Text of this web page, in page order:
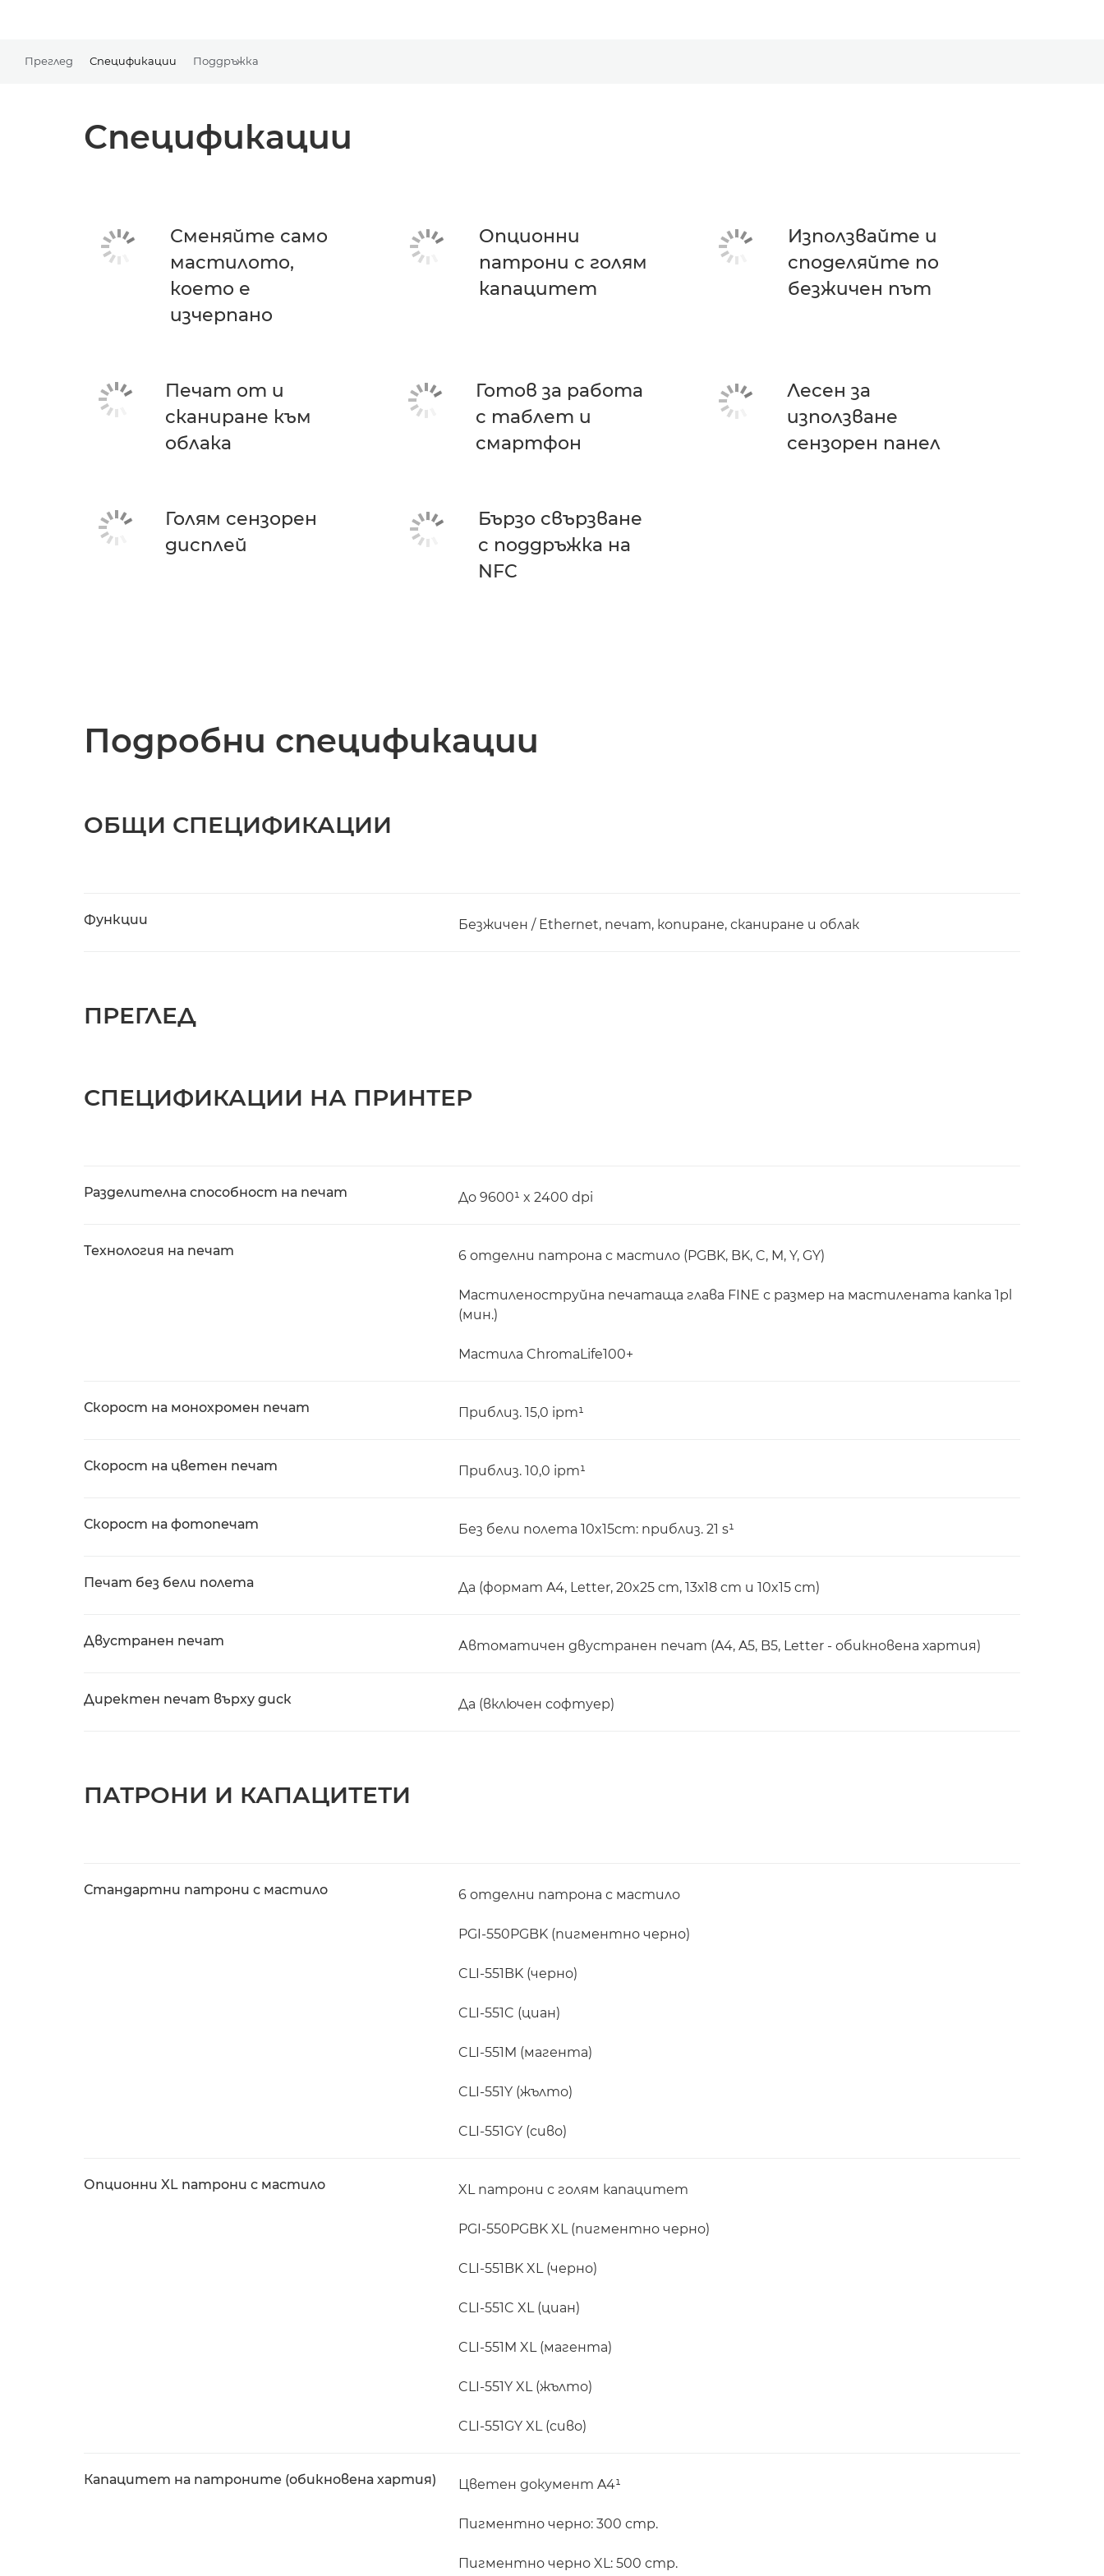
Преглед Спецификации Поддръжка
Спецификации
Сменяйте само
мастилото,
което е
изчерпано
Опционни
патрони с голям
капацитет
Използвайте и
споделяйте по
безжичен път
Печат от и
сканиране към
облака
Готов за работа
с таблет и
смартфон
Лесен за
използване
сензорен панел
Голям сензорен
дисплей
Бързо свързване
с поддръжка на
NFC
Подробни спецификации
ОБЩИ СПЕЦИФИКАЦИИ
Функции Безжичен / Ethernet, печат, копиране, сканиране и облак
ПРЕГЛЕД
СПЕЦИФИКАЦИИ НА ПРИНТЕР
Разделителна способност на печат До 9600¹ x 2400 dpi
Технология на печат 6 отделни патрона с мастило (PGBK, BK, C, M, Y, GY)
Мастиленоструйна печатаща глава FINE с размер на мастилената капка 1pl
(мин.)
Мастила ChromaLife100+
Скорост на монохромен печат Приблиз. 15,0 ipm¹
Скорост на цветен печат Приблиз. 10,0 ipm¹
Скорост на фотопечат Без бели полета 10x15cm: приблиз. 21 s¹
Печат без бели полета Да (формат A4, Letter, 20x25 cm, 13х18 cm и 10x15 cm)
Двустранен печат Автоматичен двустранен печат (A4, A5, B5, Letter - обикновена хартия)
Директен печат върху диск Да (включен софтуер)
ПАТРОНИ И КАПАЦИТЕТИ
Стандартни патрони с мастило 6 отделни патрона с мастило
PGI-550PGBK (пигментно черно)
CLI-551BK (черно)
CLI-551C (циан)
CLI-551M (магента)
CLI-551Y (жълто)
CLI-551GY (сиво)
Опционни XL патрони с мастило XL патрони с голям капацитет
PGI-550PGBK XL (пигментно черно)
CLI-551BK XL (черно)
CLI-551C XL (циан)
CLI-551M XL (магента)
CLI-551Y XL (жълто)
CLI-551GY XL (сиво)
Капацитет на патроните (обикновена хартия) Цветен документ A4¹
Пигментно черно: 300 стр.
Пигментно черно XL: 500 стр.